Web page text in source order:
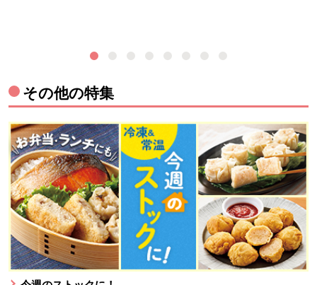
その他の特集